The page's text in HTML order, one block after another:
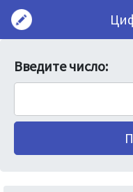
Введите число: